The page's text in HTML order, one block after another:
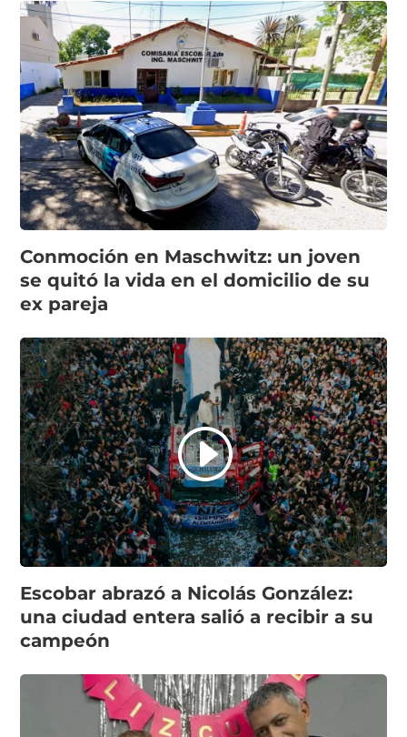
Conmoción en Maschwitz: un joven
se quitó la vida en el domicilio de su
ex pareja
Escobar abrazó a Nicolás González:
una ciudad entera salió a recibir a su
campeón